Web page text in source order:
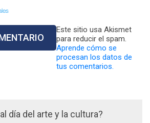
Este sitio usa Akismet
para reducir el spam.
Aprende cómo se
procesan los datos de
tus comentarios.
día del arte y la cultura?